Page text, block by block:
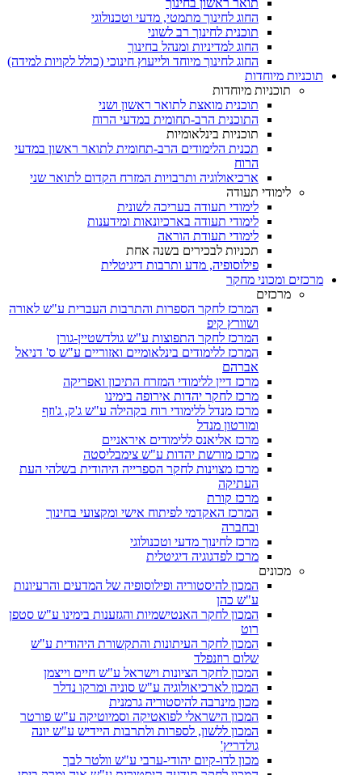
תואר ראשון בחינוך
החוג לחינוך מתמטי, מדעי וטכנולוגי
תוכנית לחינוך רב לשוני
החוג למדיניות ומנהל בחינוך
החוג לחינוך מיוחד ולייעוץ חינוכי (כולל לקויות למידה)
תוכניות מיוחדות
תוכניות מיוחדות
תוכנית מואצת לתואר ראשון ושני
התוכנית הרב-תחומית במדעי הרוח
תוכניות בינלאומיות
תכנית הלימודים הרב-תחומית לתואר ראשון במדעי
הרוח
ארכיאולוגיה ותרבויות המזרח הקדום לתואר שני
לימודי תעודה
לימודי תעודה בעריכה לשונית
לימודי תעודה בארכיונאות ומידענות
לימודי תעודת הוראה
תכניות לבכירים בשנה אחת
פילוסופיה, מדע ותרבות דיגיטלית
מרכזים ומכוני מחקר
מרכזים
המרכז לחקר הספרות והתרבות העברית ע"ש לאורה
ושוורץ קיפ
המרכז לחקר התפוצות ע"ש גולדשטיין-גורן
המרכז ללימודים בינלאומיים ואזוריים ע"ש ס' דניאל
אברהם
מרכז דיין ללימודי המזרח התיכון ואפריקה
מרכז לחקר יהדות אירופה בימינו
מרכז מנדל ללימודי רוח בקהילה ע"ש ג'ק, ג'וזף
ומורטון מנדל
מרכז אליאנס ללימודים איראניים
מרכז מורשת יהדות ע"ש צימבליסטה
מרכז מצוינות לחקר הספרייה היהודית בשלהי העת
העתיקה
מרכז קורת
המרכז האקדמי לפיתוח אישי ומקצועי בחינוך
ובחברה
מרכז לחינוך מדעי וטכנולוגי
מרכז לפדגוגיה דיגיטלית
מכונים
המכון להיסטוריה ופילוסופיה של המדעים והרעיונות
ע"ש כהן
המכון לחקר האנטישמיות והגזענות בימינו ע"ש סטפן
רוט
המכון לחקר העיתונות והתקשורת היהודית ע"ש
שלום רוזנפלד
המכון לחקר הציונות וישראל ע"ש חיים וייצמן
המכון לארכיאולוגיה ע"ש סוניה ומרקו נדלר
מכון מינרבה להיסטוריה גרמנית
המכון הישראלי לפואטיקה וסמיוטיקה ע"ש פורטר
המכון ללשון, לספרות ולתרבות היידיש ע"ש יונה
גולדריץ'
מכון לדו-קיום יהודי-ערבי ע"ש וולטר לבך